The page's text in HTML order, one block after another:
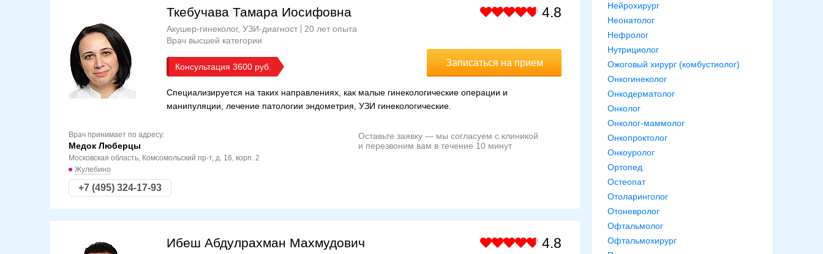
Ткебучава Тамара Иосифовна 4.8
Акушер-гинеколог, УЗИ-диагност
20 лет опыта
Врач высшей категории
Консультация 3600 Записаться на прием
Специализируется на таких направлениях, как малые гинекологические операции и
манипуляции, лечение патологии эндометрия, УЗИ гинекологические.
Врач принимает по адресу:
Медок Люберцы
Московская область, Комсомольский пр-т, д. 16, корп. 2
Жулебино
+7 (495) 324-17-93
Оставьте заявку — мы согласуем с клиникой
и перезвоним вам в течение 10 минут
Ибеш Абдулрахман Махмудович 4.8
Нейрохирург
Неонатолог
Нефролог
Нутрициолог
Ожоговый хирург (комбустиолог)
Онкогинеколог
Онкодерматолог
Онколог
Онколог-маммолог
Онкопроктолог
Онкоуролог
Ортопед
Остеопат
Отоларинголог
Отоневролог
Офтальмолог
Офтальмохирург